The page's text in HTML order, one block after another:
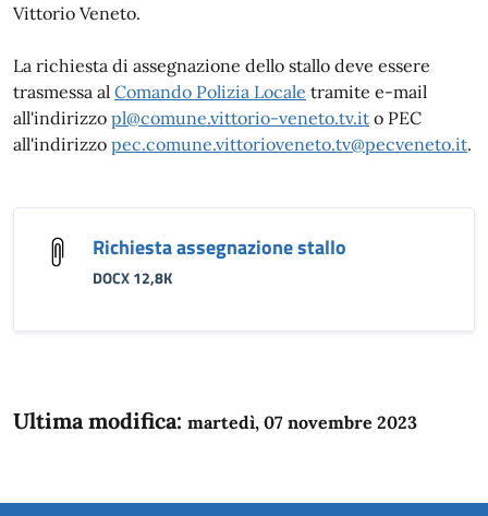
Vittorio Veneto.
La richiesta di assegnazione dello stallo deve essere
trasmessa al Comando Polizia Locale tramite e-mail
all'indirizzo pl@comune.vittorio-veneto.tv.it o PEC
all'indirizzo pec.comune.vittorioveneto.tv@pecveneto.it.
Richiesta assegnazione stallo
DOCX 12,8K
Ultima modifica: martedì, 07 novembre 2023